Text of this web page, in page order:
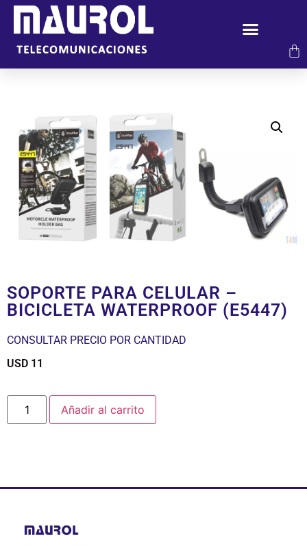
SOPORTE PARA CELULAR –
BICICLETA WATERPROOF (E5447)
CONSULTAR PRECIO POR CANTIDAD
USD 11
Añadir al carrito